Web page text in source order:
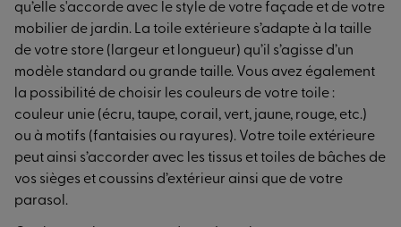
qu’elle s'accorde avec le style de votre façade et de votre
mobilier de jardin. La toile extérieure s’adapte à la taille
de votre store (largeur et longueur) qu’il s’agisse d’un
modèle standard ou grande taille. Vous avez également
la possibilité de choisir les couleurs de votre toile :
couleur unie (écru, taupe, corail, vert, jaune, rouge, etc.)
ou à motifs (fantaisies ou rayures). Votre toile extérieure
peut ainsi s’accorder avec les tissus et toiles de bâches de
vos sièges et coussins d’extérieur ainsi que de votre
parasol.